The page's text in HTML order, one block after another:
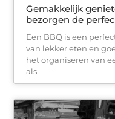
Gemakkelijk
bezorgen de
Een BBQ is een
van lekker eten en
het organiseren van
als